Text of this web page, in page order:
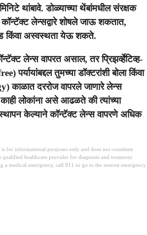
थांबावे. डोळ्याच्या थेंबांमधील संरक्षक
लेन्सद्वारे शोषले जाऊ शकतात,
किंवा अस्वस्थता येऊ शकते.
लेन्स वापरत असाल, तर प्रिझर्व्हेटिव्ह-
पर्यायांबद्दल तुमच्या डॉक्टरांशी बोला किंवा
काळात दररोज वापरले जाणारे लेन्स
काही लोकांना असे आढळते की त्यांच्या
केल्याने कॉन्टॅक्ट लेन्स वापरणे अधिक
is for informational purposes only and does not constitute
qualified healthcare provider for diagnosis and treatment
a medical emergency, call 911 or go to the nearest emergency